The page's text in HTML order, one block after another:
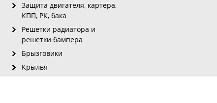
Защита двигателя, картера,
КПП, РК, бака
Решетки радиатора и
решетки бампера
Брызговики
Крылья